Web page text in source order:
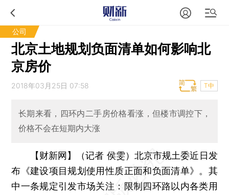
公司
北京土地规划负面清单如何影响北
京房价
2018年03月25日 07:58 T中
长期来看，四环内二手房价格看涨，但楼市调控下，
价格不会在短期内大涨
【财新网】（记者 侯雯） 北京市规土委近日发
布《建设项目规划使用性质正面和负面清单》。其
中一条规定引发市场关注：限制四环路以内各类用